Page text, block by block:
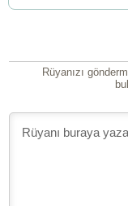
Rüyanızı